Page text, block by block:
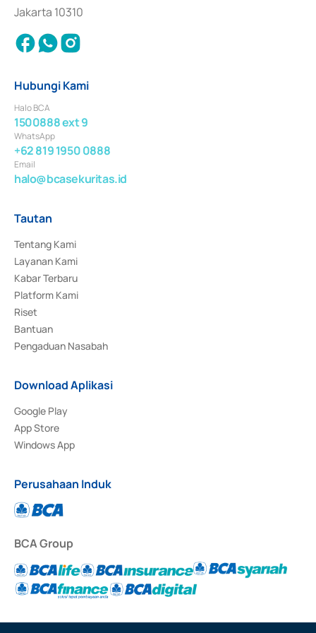
Jakarta 10310
Hubungi Kami
Halo BCA
1500888 ext 9
WhatsApp
+62 819 1950 0888
Email
halo@bcasekuritas.id
Tautan
Tentang Kami
Layanan Kami
Kabar Terbaru
Platform Kami
Riset
Bantuan
Pengaduan Nasabah
Download Aplikasi
Google Play
App Store
Windows App
Perusahaan Induk
BCA Group